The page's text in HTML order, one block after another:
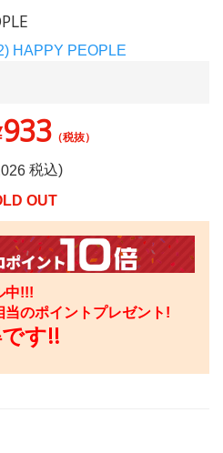
933（税抜）
税込)
OUT
中!!!
当のポイントプレゼント!
す!!